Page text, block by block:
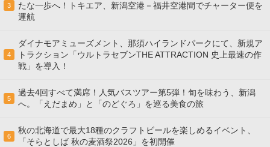
3
たな一歩へ！トキエア、新潟空港－福井空港間でチャーター便を
運航
4
ダイナモアミューズメント、那須ハイランドパークにて、新規ア
トラクション「ウルトラセブンTHE ATTRACTION 史上最速の作
戦」を導入！
5
過去4回すべて満席！人気バスツアー第5弾！旬を味わう、新潟
へ。「えだまめ」と「のどぐろ」を巡る美食の旅
6
秋の北海道で最大18種のクラフトビールを楽しめるイベント、
「そらとしば 秋の麦酒祭2026」を初開催